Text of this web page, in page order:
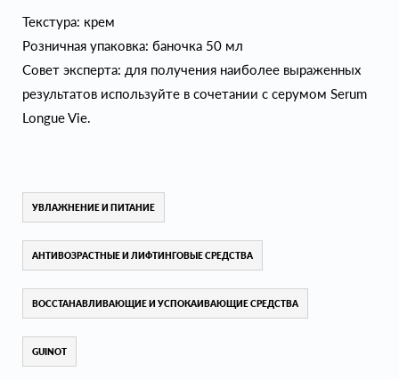
Текстура: крем
Розничная упаковка: баночка 50 мл
Совет эксперта: для получения наиболее выраженных
результатов используйте в сочетании с серумом Serum
Longue Vie.
УВЛАЖНЕНИЕ И ПИТАНИЕ
АНТИВОЗРАСТНЫЕ И ЛИФТИНГОВЫЕ СРЕДСТВА
ВОССТАНАВЛИВАЮЩИЕ И УСПОКАИВАЮЩИЕ СРЕДСТВА
GUINOT